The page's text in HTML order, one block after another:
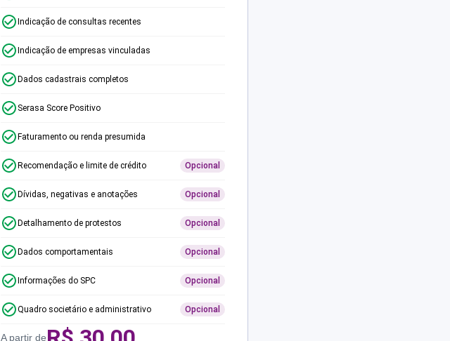
Indicação de consultas recentes
Indicação de empresas vinculadas
Dados cadastrais completos
Serasa Score Positivo
Faturamento ou renda presumida
Recomendação e limite de crédito Opcional
Dívidas, negativas e anotações Opcional
Detalhamento de protestos Opcional
Dados comportamentais Opcional
Informações do SPC Opcional
Quadro societário e administrativo Opcional
A partir de